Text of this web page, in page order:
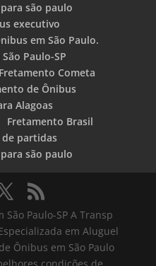
são paulo
executivo
em São Paulo.
Paulo-SP
Fretamento Cometa
de Ônibus
Alagoas
Fretamento Brasil
partidas
são paulo
Paulo-SP A Transp
em Aluguel
Ônibus em São Paulo